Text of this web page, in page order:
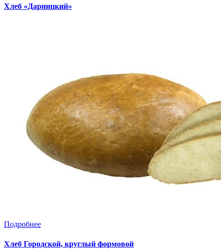
Хлеб «Дарницкий»
Подробнее
Хлеб Городской, круглый формовой